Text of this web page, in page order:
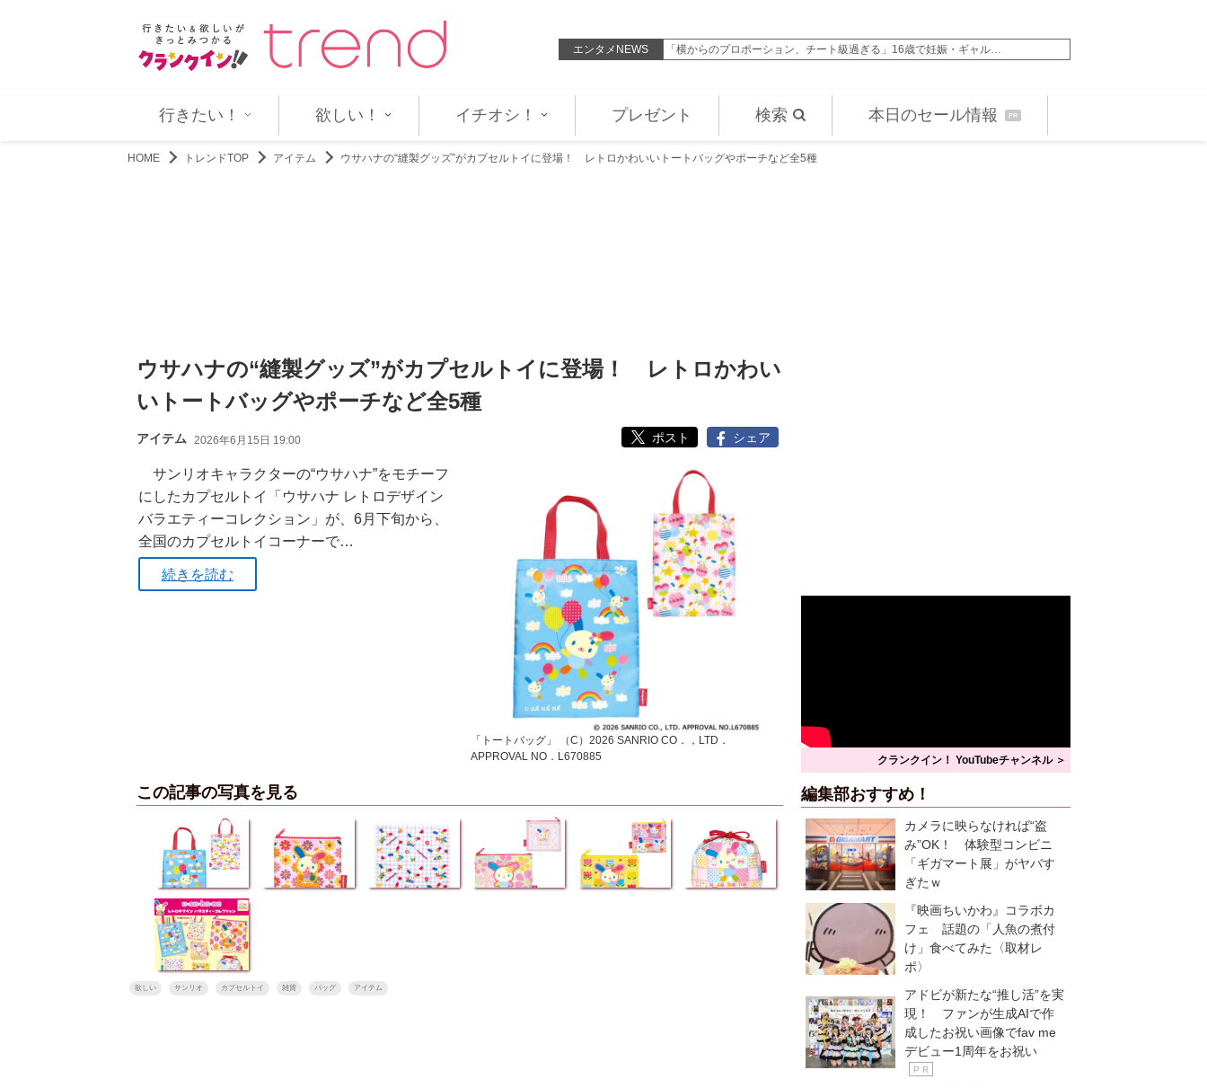
エンタメNEWS
日子の素性が明らかに 第… 『VIVANT』第13話先行場面カット解禁 今夜すべての予想を覆すラ… 「横からのプロポーション、チート級過ぎる」16歳で妊娠・ギャル…
行きたい！ 欲しい！ イチオシ！ プレゼント 検索 本日のセール情報 PR
HOME トレンドTOP アイテム ウサハナの“縫製グッズ”がカプセルトイに登場！ レトロかわいいトートバッグやポーチなど全5種
ウサハナの“縫製グッズ”がカプセルトイに登場！ レトロかわい
いトートバッグやポーチなど全5種
アイテム 2026年6月15日 19:00 ポスト シェア
「トートバッグ」 （C）2026 SANRIO CO．，LTD．
APPROVAL NO．L670885
サンリオキャラクターの“ウサハナ”をモチーフ
にしたカプセルトイ「ウサハナ レトロデザイン
バラエティーコレクション」が、6月下旬から、
全国のカプセルトイコーナーで…
続きを読む
この記事の写真を見る
欲しい サンリオ カプセルトイ 雑貨 バッグ アイテム
クランクイン！ YouTubeチャンネル ＞
編集部おすすめ！
カメラに映らなければ“盗
み”OK！ 体験型コンビニ
「ギガマート展」がヤバす
ぎたｗ
『映画ちいかわ』コラボカ
フェ 話題の「人魚の煮付
け」食べてみた〈取材レ
ポ〉
アドビが新たな“推し活”を実
現！ ファンが生成AIで作
成したお祝い画像でfav me
デビュー1周年をお祝い
P R